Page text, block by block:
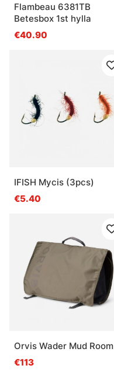
Flambeau 6381TB
Betesbox 1st hylla
€40.90
IFISH Mycis (3pcs)
€5.40
Orvis Wader Mud Room
€113